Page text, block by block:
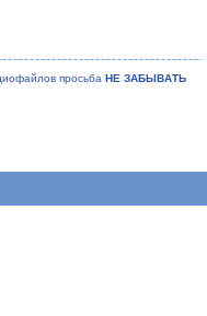
просьба НЕ ЗАБЫВАТЬ